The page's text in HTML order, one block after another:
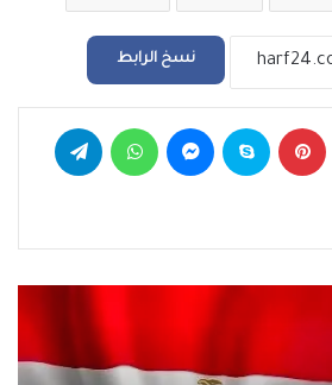
نسخ الرابط
لينكدإن بينتيريست سكايب ماسنجر واتساب